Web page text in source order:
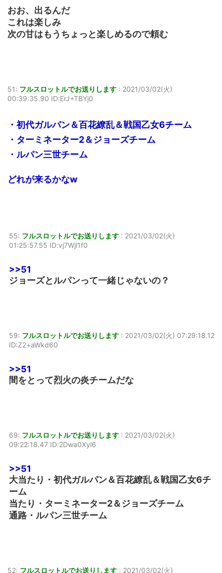
おお、出るんだ
これは楽しみ
次の甘はもうちょっと楽しめるので頼む
51: フルスロットルでお送りします : 2021/03/02(火)
00:39:35.90 ID:ErJ+TBYj0
・初代ガルパン＆百花繚乱＆戦国乙女6チーム
・ターミネーター2＆ジョーズチーム
・ルパン三世チーム
どれが来るかなw
55: フルスロットルでお送りします : 2021/03/02(火)
01:25:57.55 ID:vj7Wjl1f0
>>51
ジョーズとルパンって一緒じゃないの？
59: フルスロットルでお送りします : 2021/03/02(火) 07:29:18.12
ID:Z2+aWkd60
>>51
間をとって烈火の炎チームだな
69: フルスロットルでお送りします : 2021/03/02(火)
09:22:18.47 ID:2Dwa0Xyl6
>>51
大当たり・初代ガルパン＆百花繚乱＆戦国乙女6チ
ーム
当たり・ターミネーター2＆ジョーズチーム
通路・ルパン三世チーム
52: フルスロットルでお送りします : 2021/03/02(火)